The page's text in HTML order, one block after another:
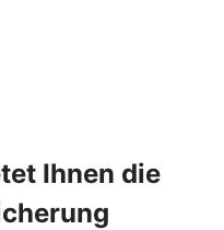
Ihnen die